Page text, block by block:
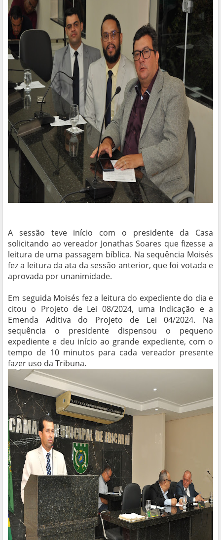
A sessão teve início com o presidente da Casa
solicitando ao vereador Jonathas Soares que fizesse a
leitura de uma passagem bíblica. Na sequência Moisés
fez a leitura da ata da sessão anterior, que foi votada e
aprovada por unanimidade.
Em seguida Moisés fez a leitura do expediente do dia e
citou o Projeto de Lei 08/2024, uma Indicação e a
Emenda Aditiva do Projeto de Lei 04/2024. Na
sequência o presidente dispensou o pequeno
expediente e deu início ao grande expediente, com o
tempo de 10 minutos para cada vereador presente
fazer uso da Tribuna.